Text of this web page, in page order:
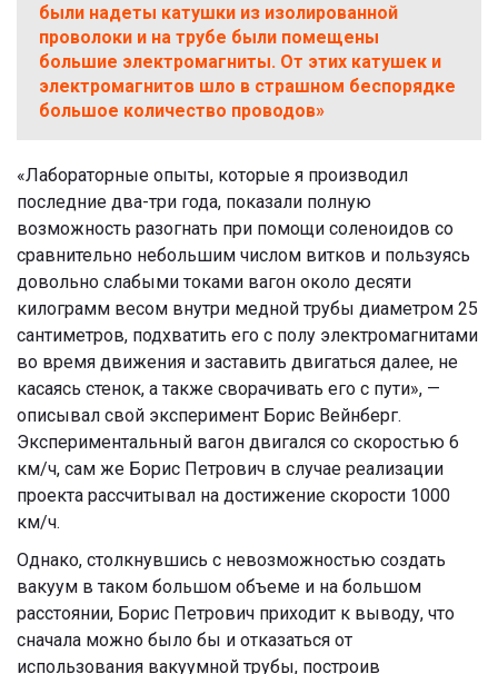
были надеты катушки из изолированной
проволоки и на трубе были помещены
большие электромагниты. От этих катушек и
электромагнитов шло в страшном беспорядке
большое количество проводов»
«Лабораторные опыты, которые я производил
последние два-три года, показали полную
возможность разогнать при помощи соленоидов со
сравнительно небольшим числом витков и пользуясь
довольно слабыми токами вагон около десяти
килограмм весом внутри медной трубы диаметром 25
сантиметров, подхватить его с полу электромагнитами
во время движения и заставить двигаться далее, не
касаясь стенок, а также сворачивать его с пути», —
описывал свой эксперимент Борис Вейнберг.
Экспериментальный вагон двигался со скоростью 6
км/ч, сам же Борис Петрович в случае реализации
проекта рассчитывал на достижение скорости 1000
км/ч.
Однако, столкнувшись с невозможностью создать
вакуум в таком большом объеме и на большом
расстоянии, Борис Петрович приходит к выводу, что
сначала можно было бы и отказаться от
использования вакуумной трубы, построив